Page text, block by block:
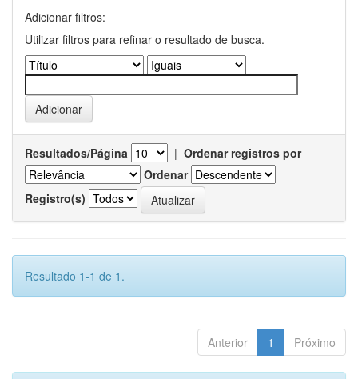
Adicionar filtros:
Utilizar filtros para refinar o resultado de busca.
Resultados/Página | Ordenar registros por
Ordenar
Registro(s)
Resultado 1-1 de 1.
Anterior 1 Próximo